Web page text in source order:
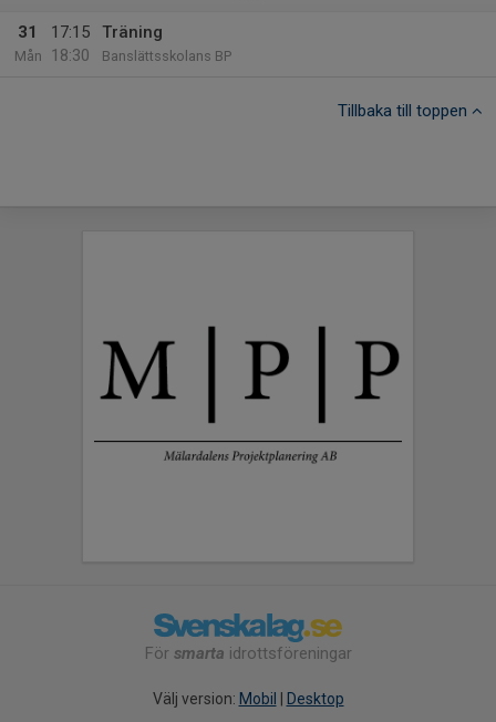
31
Mån
17:15
18:30
Träning
Banslättsskolans BP
Tillbaka till toppen
För smarta idrottsföreningar
Välj version: Mobil Desktop